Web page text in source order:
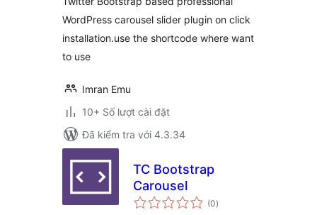
WordPress carousel slider plugin on click
installation.use the shortcode where want
to use
Imran Emu
10+ Số lượt cài đặt
Đã kiểm tra với 4.3.34
TC Bootstrap
Carousel
(0tổng
đánh
)